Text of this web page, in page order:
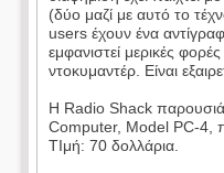
(δύο μαζί με αυτό το
users έχουν ένα
εμφανιστεί μερικές
ντοκυμαντέρ. Είναι
Η Radio Shack
Computer, Model PC-4,
ΤΙμή: 70 δολλάρια.